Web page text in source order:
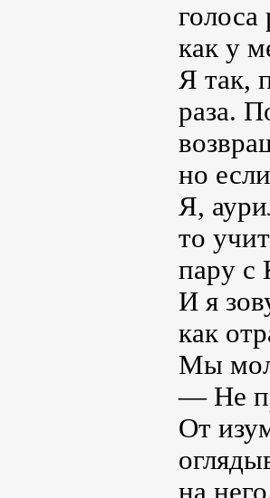
как у
Я так,
раза.
но
Я,
то
пару с
И я
как
Мы
— Не
От
на